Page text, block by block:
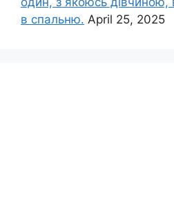
в спальню. April 25, 2025